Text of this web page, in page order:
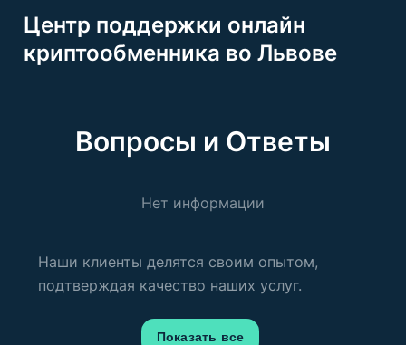
Центр поддержки онлайн
криптообменника во Львове
Вопросы и Ответы
Нет информации
Наши клиенты делятся своим опытом,
подтверждая качество наших услуг.
Показать все